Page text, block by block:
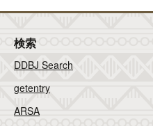
検索
DDBJ Search
getentry
ARSA